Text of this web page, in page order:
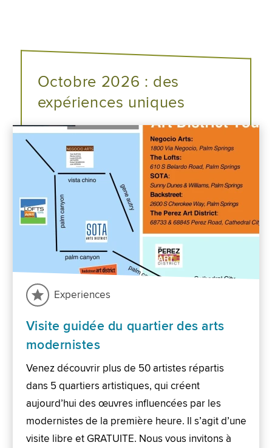
Octobre 2026 : des
expériences uniques
Experiences
Visite guidée du quartier des arts
modernistes
Venez découvrir plus de 50 artistes répartis
dans 5 quartiers artistiques, qui créent
aujourd’hui des œuvres influencées par les
modernistes de la première heure. Il s’agit d’une
visite libre et GRATUITE. Nous vous invitons à